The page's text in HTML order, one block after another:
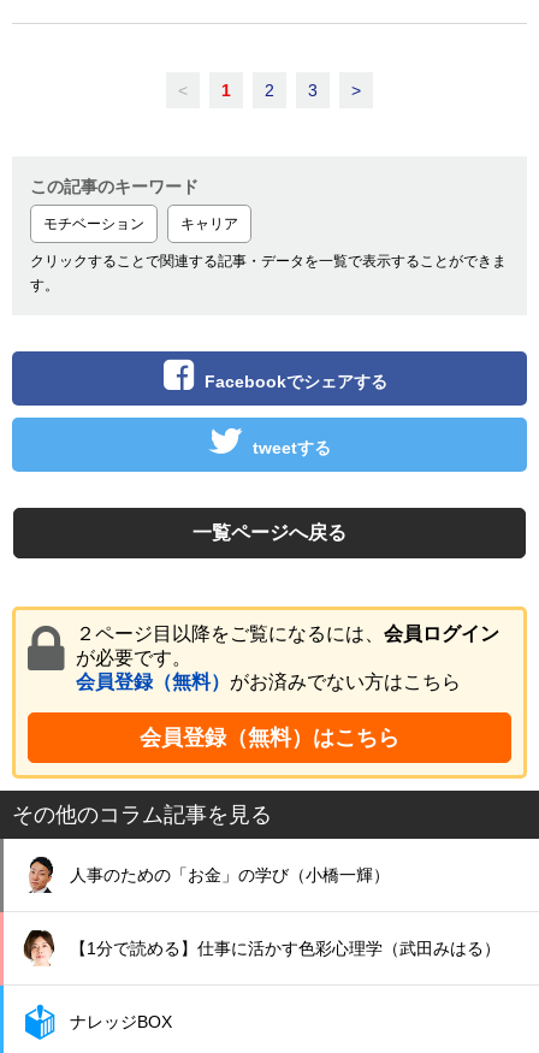
< 1 2 3 >
この記事のキーワード
モチベーション キャリア
クリックすることで関連する記事・データを一覧で表示することができま
す。
Facebookでシェアする
tweetする
一覧ページへ戻る
２ページ目以降をご覧になるには、 会員ログイン
が必要です。
会員登録（無料） がお済みでない方はこちら
会員登録（無料）はこちら
その他のコラム記事を見る
人事のための「お金」の学び（小橋一輝）
【1分で読める】仕事に活かす色彩心理学（武田みはる）
ナレッジBOX